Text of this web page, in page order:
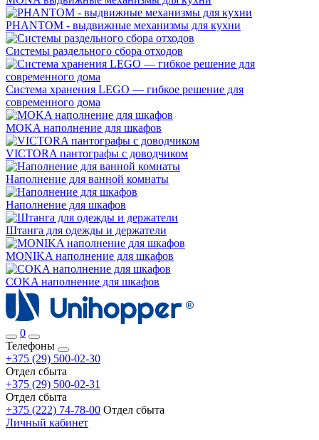
PHANTOM - выдвижные механизмы для кухни
Системы раздельного сбора отходов
Система хранения LEGO — гибкое решение для
современного дома
MOKA наполнение для шкафов
VICTORA пантографы с доводчиком
Наполнение для ванной комнаты
Наполнение для шкафов
Штанга для одежды и держатели
MONIKA наполнение для шкафов
COKA наполнение для шкафов
0
Телефоны
+375 (29) 500-02-30
Отдел сбыта
+375 (29) 500-02-31
Отдел сбыта
+375 (222) 74-78-00 Отдел сбыта
Личный кабинет